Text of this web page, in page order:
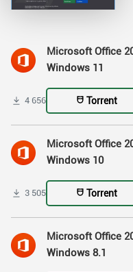
Microsoft Office
Windows 11
4 656 Torrent
Microsoft Office
Windows 10
3 505 Torrent
Microsoft Office
Windows 8.1